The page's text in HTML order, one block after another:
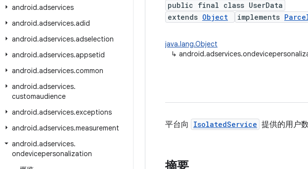
android.adservices
android.adservices.adid
android.adservices.adselection
android.adservices.appsetid
android.adservices.common
android.adservices.
customaudience
android.adservices.exceptions
android.adservices.measurement
android.adservices.
ondevicepersonalization
public final class UserData
extends Object implements
java.lang.Object
↳
平台向 IsolatedService 提供的用户数
摘要